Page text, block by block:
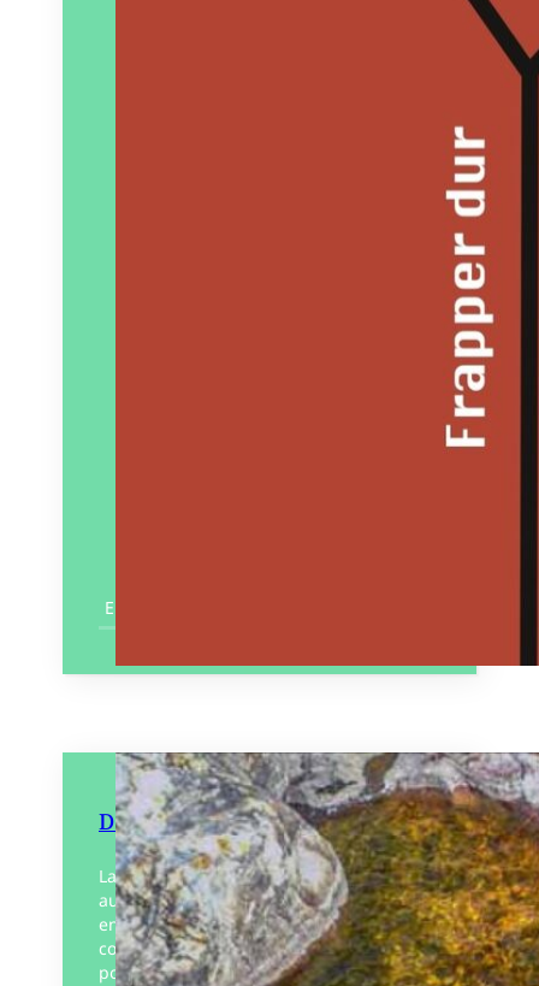
En savoir plus
Désir de vacances
La Thine, l’Ardèche et moi. Entre hier et
aujourd’hui, ce roman photo nous
entraine doucement et tranquillement
comme l’eau de la rivière dans un voyage
poétique et nostalgique.…